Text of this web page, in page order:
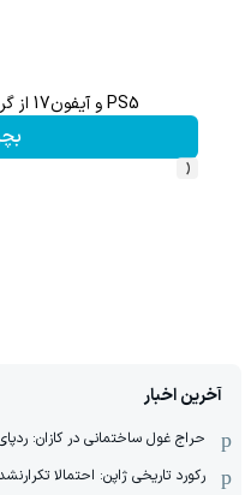
PS5 و آیفون17 از گردونه شانس جایزه بگیر 🎁
‹
آخرین اخبار
حراج غول ساختمانی در کازان:
رکورد تاریخی ژاپن: احتمالا